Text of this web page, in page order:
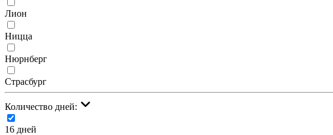
Лион
Ницца
Нюрнберг
Страсбург
Количество дней:
16 дней